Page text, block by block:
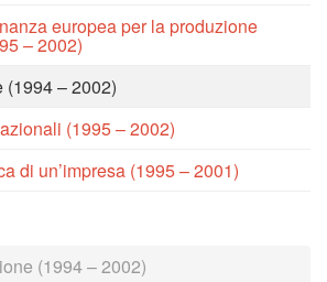
europea per la produzione
– 2002)
(1994 – 2002)
(1995 – 2002)
di un’impresa (1995 – 2001)
(1994 – 2002)